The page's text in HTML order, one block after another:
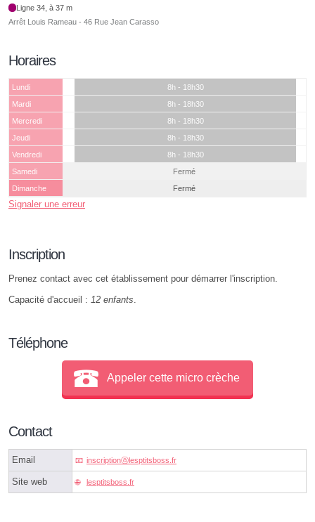
Ligne 34, à 37 m
Arrêt Louis Rameau - 46 Rue Jean Carasso
Horaires
Lundi
8h - 18h30
Mardi
8h - 18h30
Mercredi
8h - 18h30
Jeudi
8h - 18h30
Vendredi
8h - 18h30
Samedi
Fermé
Dimanche
Fermé
Signaler une erreur
Inscription
Prenez contact avec cet établissement pour démarrer l'inscription.
Capacité d'accueil : 12 enfants
Téléphone
Appeler cette micro crèche
Contact
Email inscriptionⓐlesptitsboss.fr
Site web lesptitsboss.fr